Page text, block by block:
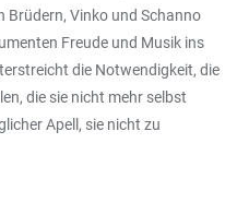
Brüdern, Vinko und Schanno
Freude und Musik ins
die Notwendigkeit, die
die sie nicht mehr selbst
Apell, sie nicht zu